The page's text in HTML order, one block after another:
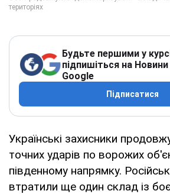
Будьте першими у
підпишіться на
Google
Підписатися
Українські захисники
точних ударів по ворожих
південному напрямку.
втратили ще один склад із